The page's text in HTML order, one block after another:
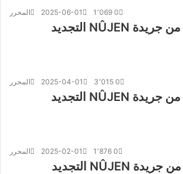
المحرر 2025-06-01 01٬069
المحرر 2025-04-01 03٬015
المحرر 2025-02-01 01٬876